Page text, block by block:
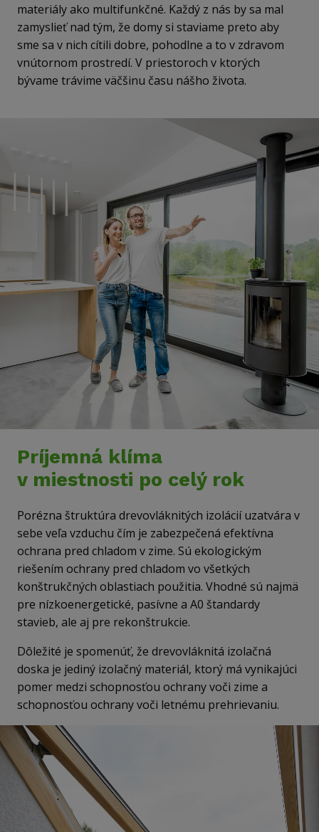
materiály ako multifunkčné. Každý z nás by sa mal
zamyslieť nad tým, že domy si staviame preto aby
sme sa v nich cítili dobre, pohodlne a to v zdravom
vnútornom prostredí. V priestoroch v ktorých
bývame trávime väčšinu času nášho života.
Príjemná klíma
v miestnosti po celý rok
Porézna štruktúra drevovláknitých izolácií uzatvára v
sebe veľa vzduchu čím je zabezpečená efektívna
ochrana pred chladom v zime. Sú ekologickým
riešením ochrany pred chladom vo všetkých
konštrukčných oblastiach použitia. Vhodné sú najmä
pre nízkoenergetické, pasívne a A0 štandardy
stavieb, ale aj pre rekonštrukcie.
Dôležité je spomenúť, že drevovláknitá izolačná
doska je jediný izolačný materiál, ktorý má vynikajúci
pomer medzi schopnosťou ochrany voči zime a
schopnosťou ochrany voči letnému prehrievaniu.